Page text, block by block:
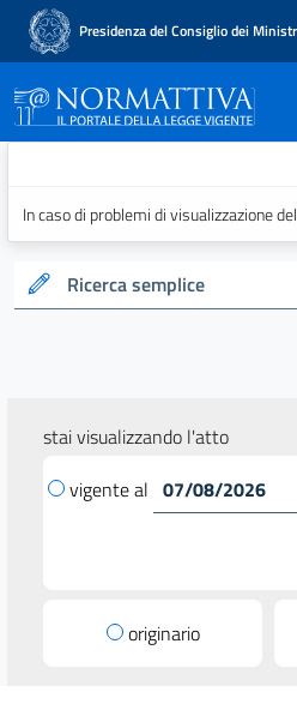
Presidenza del Consiglio dei
Normattiva -
In caso di problemi di visualizzazione
Ricerca semplice
stai visualizzando l'atto
vigente al
originario